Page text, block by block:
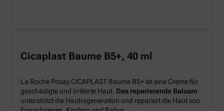
Cicaplast Baume B5+, 40 ml
La Roche Posay CICAPLAST Baume B5+ ist eine Creme für
geschädigte und irritierte Haut. Das reparierende Balsam
unterstützt die Hautregeneration und repariert die Haut von